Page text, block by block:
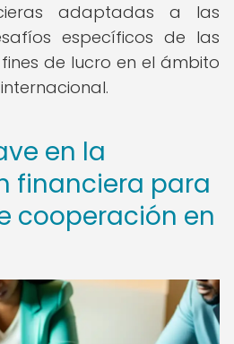
adaptadas a las
específicos de las
de lucro en el ámbito
en la
financiera para
cooperación en